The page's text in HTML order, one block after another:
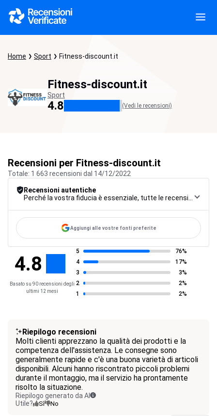
Home Sport Fitness-discount.it
Fitness-discount.it
Sport
4.8 (Vedi le recensioni)
Recensioni per Fitness-discount.it
Totale: 1 663 recensioni dal 14/12/2022
Recensioni autentiche
Aggiungi alle vostre fonti preferite
4.8
Basato su 90 recensioni degli
ultimi 12 mesi
5
76%
4
17%
3
3%
2
2%
1
2%
Riepilogo recensioni
Molti clienti apprezzano la qualità dei prodotti e la
competenza dell'assistenza. Le consegne sono
generalmente rapide e c'è una buona varietà di articoli
disponibili. Alcuni hanno riscontrato piccoli problemi
durante il montaggio, ma il servizio ha prontamente
risolto la situazione.
Riepilogo generato da AI
Utile?
Sì No